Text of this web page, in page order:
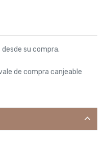
su compra.
de compra canjeable